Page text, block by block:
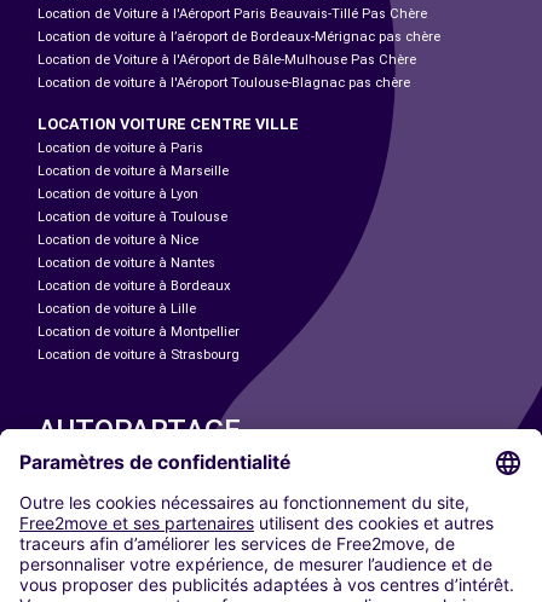
Location de Voiture à l'Aéroport Paris Beauvais-Tillé Pas Chère
Location de voiture à l’aéroport de Bordeaux-Mérignac pas chère
Location de Voiture à l'Aéroport de Bâle-Mulhouse Pas Chère
Location de voiture à l'Aéroport Toulouse-Blagnac pas chère
LOCATION VOITURE CENTRE VILLE
Location de voiture à Paris
Location de voiture à Marseille
Location de voiture à Lyon
Location de voiture à Toulouse
Location de voiture à Nice
Location de voiture à Nantes
Location de voiture à Bordeaux
Location de voiture à Lille
Location de voiture à Montpellier
Location de voiture à Strasbourg
AUTOPARTAGE
Paris
Madrid
Washington DC
Milan
Rome